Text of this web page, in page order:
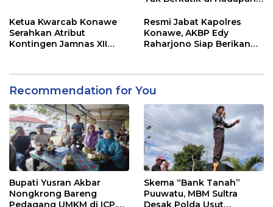
Ketua Kwarcab Konawe
Serahkan Atribut
Kontingen Jamnas XII
Resmi Jabat Kapolres
Konawe, AKBP Edy
Raharjono Siap Berikan
Recommendation for You
Bupati Yusran Akbar
Nongkrong Bareng
Skema “Bank Tanah”
Puuwatu, MBM Sultra